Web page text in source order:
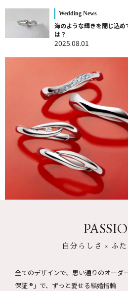
Wedding News
海のような輝きを閉じ込
は？
2025.08.01
自分らしさ × ふ
全てのデザインで、思い通りのオーダ
保証 ®」で、ずっと愛せる結婚指輪